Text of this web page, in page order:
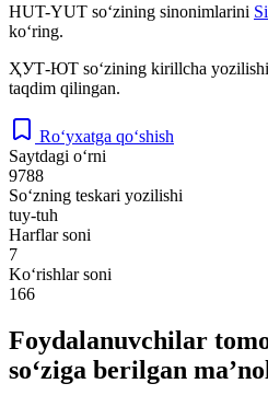
HUT-YUT so‘zining sinonimlarini
ko‘ring.
ҲУТ-ЮТ so‘zining kirillcha yozilishi
taqdim qilingan.
Ro‘yxatga qo‘shish
Saytdagi o‘rni
9788
So‘zning teskari yozilishi
tuy-tuh
Harflar soni
7
Ko‘rishlar soni
166
Foydalanuvchilar
so‘ziga berilgan